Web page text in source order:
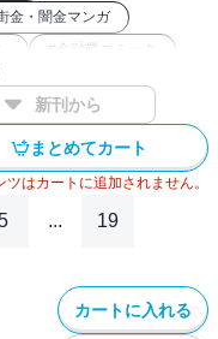
金・闇金マンガ
# 金融業コミック
#大阪が舞台の漫画
新刊から
まとめてカート
はカートに追加されません。
... 19
カートに入れる